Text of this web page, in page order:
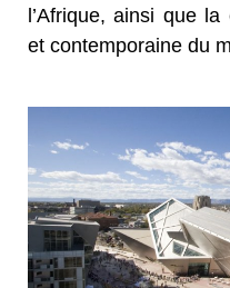
l’Afrique, ainsi que
et contemporaine du